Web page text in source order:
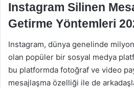
Instagram Silinen
Getirme Yöntemleri
Instagram, dünya genelinde
olan popüler bir sosyal medya
bu platformda fotoğraf ve video
mesajlaşma özelliği ile de